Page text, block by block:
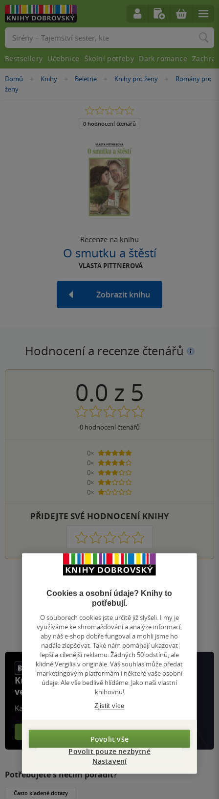
Nacházíte
se
Domů »
Knihy »
Beletrie »
Knihy pro ženy »
Romány pro
ženy
Recenze na knihu
O smutku a štěstí
VLASTA PITTNEROVÁ
Zobrazit knihu
0.0
z
5
0 hodnocení čtenářů
Hodnocení a recenze čtenářů
0.0 z 5
0hodnocení čtenářů
0×
5 hvězdiček
0×
4 hvězdičky
0×
3 hvězdičky
0×
2 hvězdičky
0×
1 hvezdička
PŘIDEJTE SVÉ HODNOCENÍ KNIHY
1 2 3 4 5
Zobrazeno 20 z 20
1
na
stránku
/ 1
Vyhledávání
Bestsellery Učebnice Školní potřeby Dark romance
Knihy, recenze a klubové výhody
ve vaší kapse a naší appce KDčko
Každý měsíc společně přečteme tisíce knih
Více o aplikaci Více o klubu
Potřebujete s něčím poradit?
Často kladené dotazy
Cookies a osobní údaje? Knihy to
potřebují.
O souborech cookies jste určitě již slyšeli. I my je
využíváme ke shromažďování a analýze informací,
aby náš e-shop dobře fungoval a mohli jsme ho
nadále zlepšovat. Také nám pomáhají ukazovat
lepší a cílenější reklamu. Žádných 50 odstínů, ale
klidně Vergilia v originále. Váš souhlas může předat
marketingovým platformám i některé vaše osobní
údaje. Ale vše bedlivě hlídáme. Jako naši vlastní
knihovnu!
Zjistit více
Povolit vše
Povolit pouze nezbytné
Nastavení